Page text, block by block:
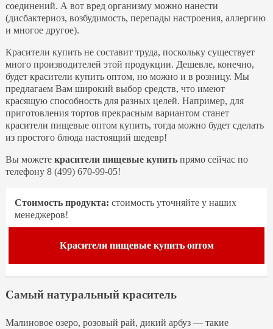
соединений. А вот вред организму можно нанести
(дисбактериоз, возбудимость, перепады настроения, аллергию
и многое другое).
Красители купить не составит труда, поскольку существует
много производителей этой продукции. Дешевле, конечно,
будет красители купить оптом, но можно и в розницу. Мы
предлагаем Вам широкий выбор средств, что имеют
красящую способность для разных целей. Например, для
приготовления тортов прекрасным вариантом станет
красители пищевые оптом купить, тогда можно будет сделать
из простого блюда настоящий шедевр!
Вы можете красители пищевые купитьпрямо сейчас по
телефону 8 (499) 670-99-05!
Стоимость продукта: стоимость уточняйте у наших
менеджеров!
Красители пищевые купить оптом
Самый натуральный краситель
Малиновое озеро, розовый рай, дикий арбуз — такие